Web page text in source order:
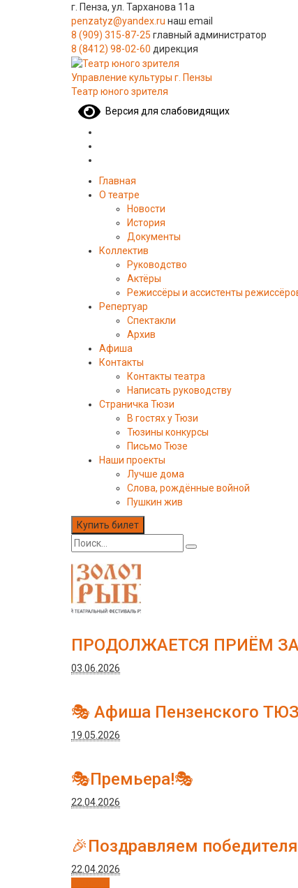
г. Пенза, ул. Тарханова 11а
penzatyz@yandex.ru наш email
8 (909) 315-87-25 главный администратор
8 (8412) 98-02-60 дирекция
Управление культуры г. Пензы
Театр юного зрителя
Версия для слабовидящих
Главная
О театре
Новости
История
Документы
Коллектив
Руководство
Актёры
Режиссёры и ассистенты
Репертуар
Спектакли
Архив
Афиша
Контакты
Контакты театра
Написать руководству
Страничка Тюзи
В гостях у Тюзи
Тюзины конкурсы
Письмо Тюзе
Наши проекты
Лучше дома
Слова, рождённые войной
Пушкин жив
Купить билет
ПРОДОЛЖАЕТСЯ ПРИЁМ
03.06.2026
🎭 Афиша Пензенского
19.05.2026
🎭Премьера!🎭
22.04.2026
🎉Поздравляем
22.04.2026